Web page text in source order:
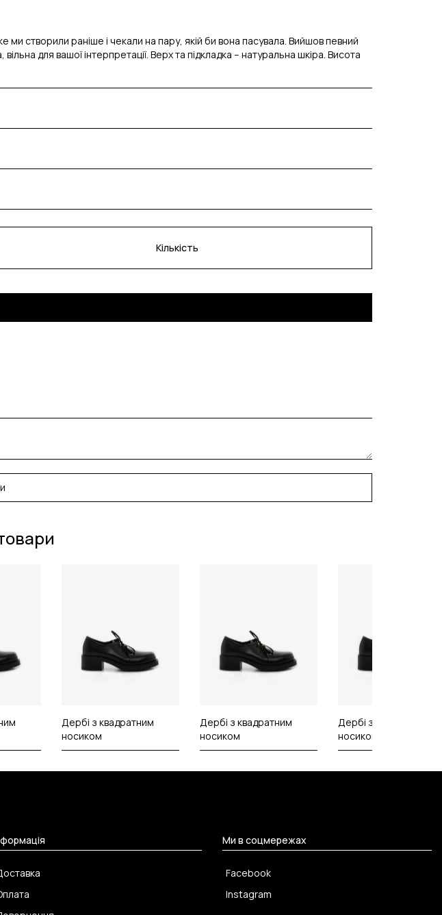
створили раніше і чекали на пару, якій би вона пасувала. Вийшов певний
для вашої інтерпретації. Верх та підкладка – натуральна шкіра. Висота
Кількість
Дербі з квадратним
носиком
Дербі з квадратним
носиком
Дербі з квадратним
носиком
Ми в соцмережах
Facebook
Instagram